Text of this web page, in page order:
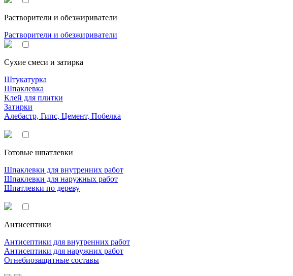
Растворители и обезжириватели
Растворители и обезжириватели
Сухие смеси и затирка
Штукатурка
Шпаклевка
Клей для плитки
Затирки
Алебастр, Гипс, Цемент, Побелка
Готовые шпатлевки
Шпаклевки для внутренних работ
Шпаклевки для наружных работ
Шпатлевки по дереву
Антисептики
Антисептики для внутренних работ
Антисептики для наружних работ
Огнебиозащитные составы